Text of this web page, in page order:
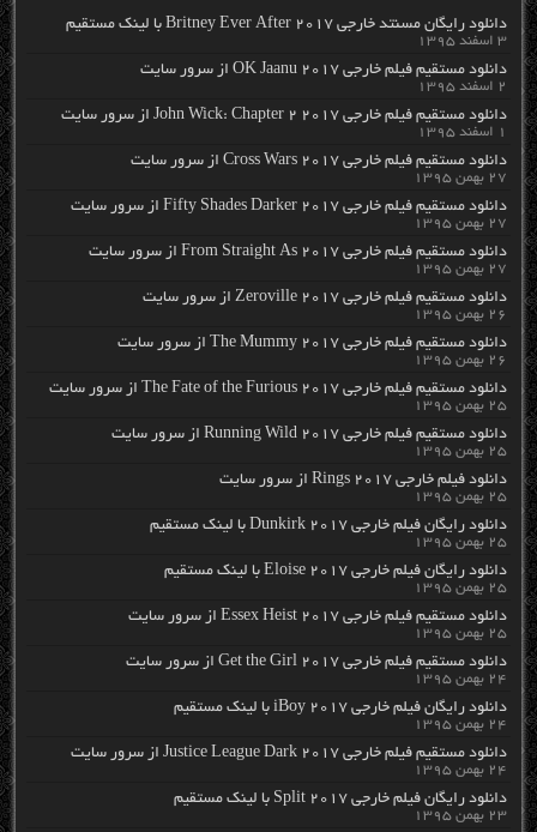
دانلود رایگان مسنتد خارجی Britney Ever After 2017 با لینک مستقیم
۳ اسفند ۱۳۹۵
دانلود مستقیم فیلم خارجی OK Jaanu 2017 از سرور سایت
۲ اسفند ۱۳۹۵
دانلود مستقیم فیلم خارجی John Wick: Chapter 2 2017 از سرور سایت
۱ اسفند ۱۳۹۵
دانلود مستقیم فیلم خارجی Cross Wars 2017 از سرور سایت
۲۷ بهمن ۱۳۹۵
دانلود مستقیم فیلم خارجی Fifty Shades Darker 2017 از سرور سایت
۲۷ بهمن ۱۳۹۵
دانلود مستقیم فیلم خارجی From Straight As 2017 از سرور سایت
۲۷ بهمن ۱۳۹۵
دانلود مستقیم فیلم خارجی Zeroville 2017 از سرور سایت
۲۶ بهمن ۱۳۹۵
دانلود مستقیم فیلم خارجی The Mummy 2017 از سرور سایت
۲۶ بهمن ۱۳۹۵
دانلود مستقیم فیلم خارجی The Fate of the Furious 2017 از سرور سایت
۲۵ بهمن ۱۳۹۵
دانلود مستقیم فیلم خارجی Running Wild 2017 از سرور سایت
۲۵ بهمن ۱۳۹۵
دانلود فیلم خارجی Rings 2017 از سرور سایت
۲۵ بهمن ۱۳۹۵
دانلود رایگان فیلم خارجی Dunkirk 2017 با لینک مستقیم
۲۵ بهمن ۱۳۹۵
دانلود رایگان فیلم خارجی Eloise 2017 با لینک مستقیم
۲۵ بهمن ۱۳۹۵
دانلود مستقیم فیلم خارجی Essex Heist 2017 از سرور سایت
۲۵ بهمن ۱۳۹۵
دانلود مستقیم فیلم خارجی Get the Girl 2017 از سرور سایت
۲۴ بهمن ۱۳۹۵
دانلود رایگان فیلم خارجی iBoy 2017 با لینک مستقیم
۲۴ بهمن ۱۳۹۵
دانلود مستقیم فیلم خارجی Justice League Dark 2017 از سرور سایت
۲۴ بهمن ۱۳۹۵
دانلود رایگان فیلم خارجی Split 2017 با لینک مستقیم
۲۳ بهمن ۱۳۹۵